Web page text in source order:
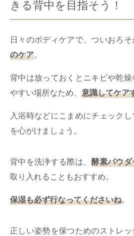
きる背中を目指そう！
日々のボディケアで、ついおろそ
のケア。
背中は放っておくとニキビや乾
やすい場所なため、 意識してケア
入浴時などにこまめにチェック
を心がけましょう。
背中を洗浄する際は、酵素パウ
取り入れることもおすすめ。
保湿も必ず行なってくださいね。
正しい姿勢を保つためのストレ